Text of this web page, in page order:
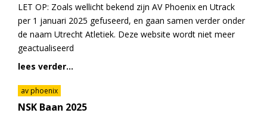
LET OP: Zoals wellicht bekend zijn AV Phoenix en Utrack
per 1 januari 2025 gefuseerd, en gaan samen verder onder
de naam Utrecht Atletiek. Deze website wordt niet meer
geactualiseerd
lees verder...
av phoenix
NSK Baan 2025